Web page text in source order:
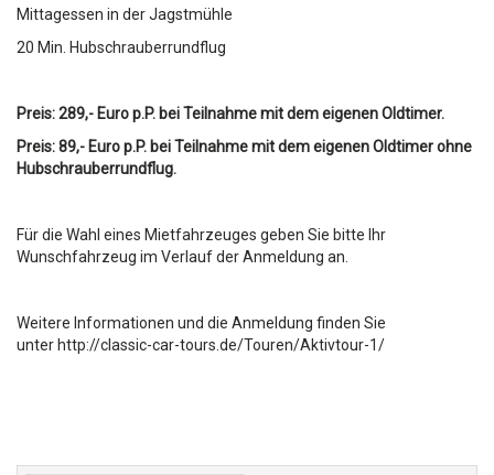
Mittagessen in der Jagstmühle
20 Min. Hubschrauberrundflug
Preis: 289,- Euro p.P. bei Teilnahme mit dem eigenen Oldtimer.
Preis: 89,- Euro p.P. bei Teilnahme mit dem eigenen Oldtimer ohne
Hubschrauberrundflug.
Für die Wahl eines Mietfahrzeuges geben Sie bitte Ihr
Wunschfahrzeug im Verlauf der Anmeldung an.
Weitere Informationen und die Anmeldung finden Sie
unter http://classic-car-tours.de/Touren/Aktivtour-1/